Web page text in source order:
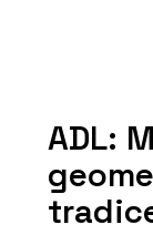
ADL: